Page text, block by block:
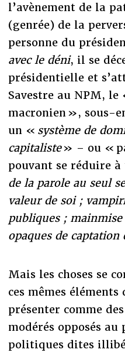
l’avènement de la
(genrée) de la
personne du
avec le déni, il se
présidentielle et
Savestre au NPM, le
macronien », sous-
un « système de
capitaliste» – ou «
pouvant se réduire
de la parole au seul
valeur de soi ;
publiques ; mainmise
opaques de captation
Mais les choses se
ces mêmes
présenter comme
modérés opposés
politiques dites